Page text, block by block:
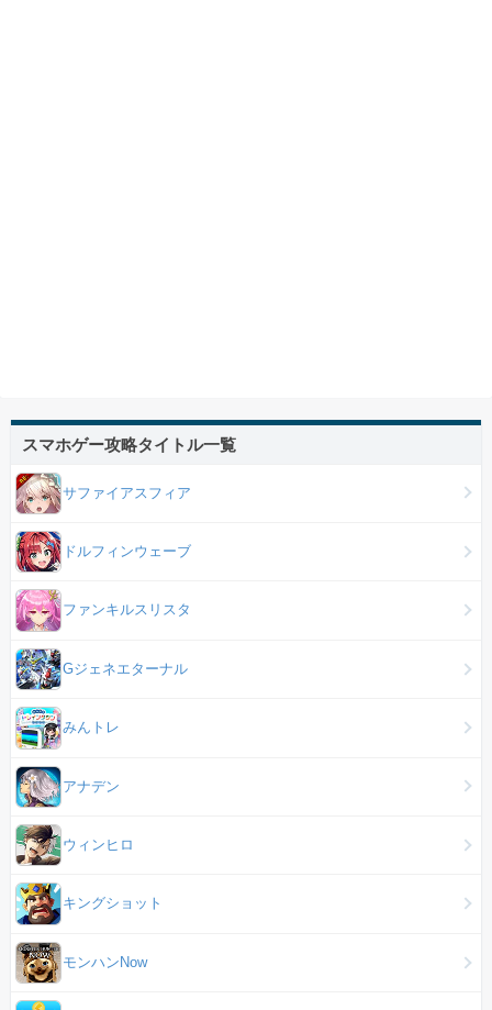
スマホゲー攻略タイトル一覧
サファイアスフィア
ドルフィンウェーブ
ファンキルスリスタ
Gジェネエターナル
みんトレ
アナデン
ウィンヒロ
キングショット
モンハンNow